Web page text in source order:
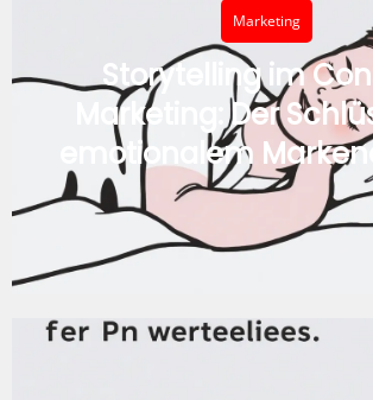
Marketing
Storytelling im
Marketing: Der
emotionalem